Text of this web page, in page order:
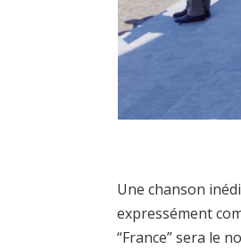
Une chanson
expressément
“France” sera le